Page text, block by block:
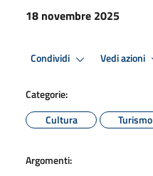
18 novembre 2025
Condividi Vedi azioni
Categorie:
Cultura
Turismo
Argomenti: